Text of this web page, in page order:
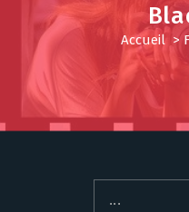
Accueil>